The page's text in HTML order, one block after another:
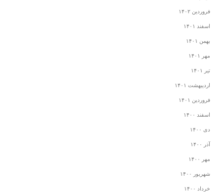
فروردین ۱۴۰۲
اسفند ۱۴۰۱
بهمن ۱۴۰۱
مهر ۱۴۰۱
تیر ۱۴۰۱
اردیبهشت ۱۴۰۱
فروردین ۱۴۰۱
اسفند ۱۴۰۰
دی ۱۴۰۰
آذر ۱۴۰۰
مهر ۱۴۰۰
شهریور ۱۴۰۰
خرداد ۱۴۰۰